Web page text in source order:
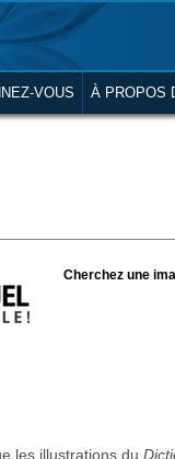
VOUS À PROPOS
Cherchez une
les illustrations du